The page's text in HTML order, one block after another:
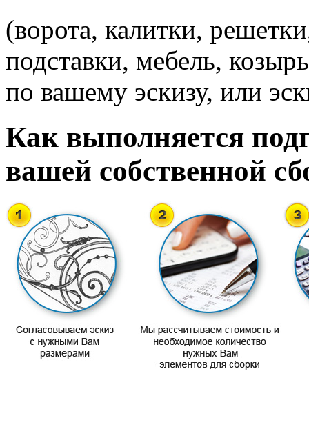
(ворота, калитки,
подставки, мебель,
по вашему эскизу, или
Как выполняется
вашей собственной